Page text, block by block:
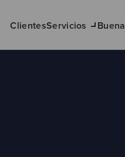
ClientesServicios